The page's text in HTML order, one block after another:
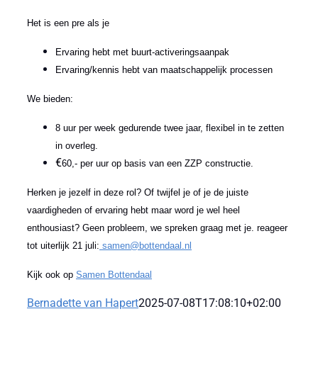
Het is een pre als je
Ervaring hebt met buurt-activeringsaanpak
Ervaring/kennis hebt van maatschappelijk processen
We bieden:
8 uur per week gedurende twee jaar, flexibel in te zetten
in overleg.
€60,- per uur op basis van een ZZP constructie.
Herken je jezelf in deze rol? Of twijfel je of je de juiste
vaardigheden of ervaring hebt maar word je wel heel
enthousiast? Geen probleem, we spreken graag met je. reageer
tot uiterlijk 21 juli: samen@bottendaal.nl
Kijk ook op Samen Bottendaal
Bernadette van Hapert2025-07-08T17:08:10+02:00